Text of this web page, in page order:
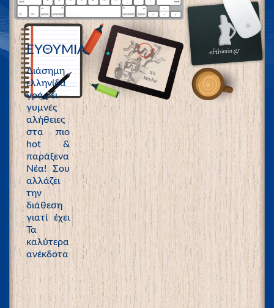
ΕΥΘΥΜΙΑ
Διάσημη
ελληνίδα
γράφει
γυμνές
αλήθειες
στα πιο
hot &
παράξενα
Νέα! Σου
αλλάζει
την
διάθεση
γιατί έχει
Τα
καλύτερα
ανέκδοτα